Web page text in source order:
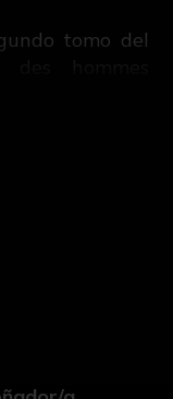
tomo del
Van Dyck y